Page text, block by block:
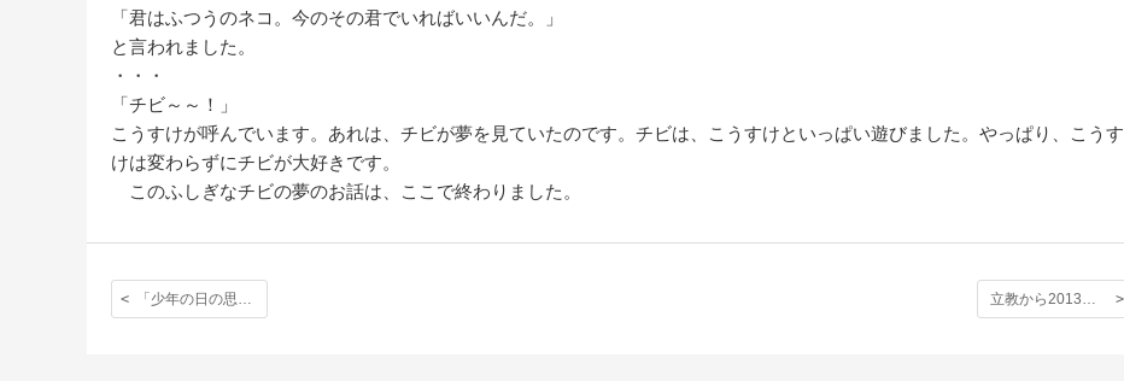
「君はふつうのネコ。今のその君でいればいいんだ。」
と言われました。
・・・
「チビ～～！」
こうすけが呼んでいます。あれは、チビが夢を見ていたのです。チビは、こうすけといっぱい遊びました。やっぱり、こうす
けは変わらずにチビが大好きです。
このふしぎなチビの夢のお話は、ここで終わりました。
「少年の日の思い出」語り手を変えて物語書き直しに挑戦！②〈国語科〉 立教から2013年 サクラ通信